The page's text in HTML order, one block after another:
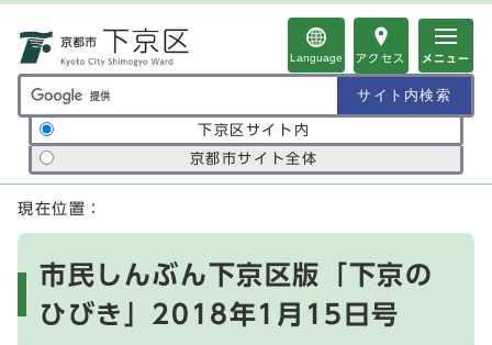
Language アクセス メニュー
サイト内検索の範囲
下京区サイト内
京都市サイト全体
ここから本文です
現在位置：
市民しんぶん下京区版「下京の
ひびき」2018年1月15日号